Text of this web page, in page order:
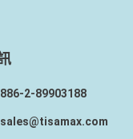
2-89903188